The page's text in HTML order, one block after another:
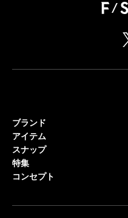
ブランド
アイテム
スナップ
特集
コンセプト